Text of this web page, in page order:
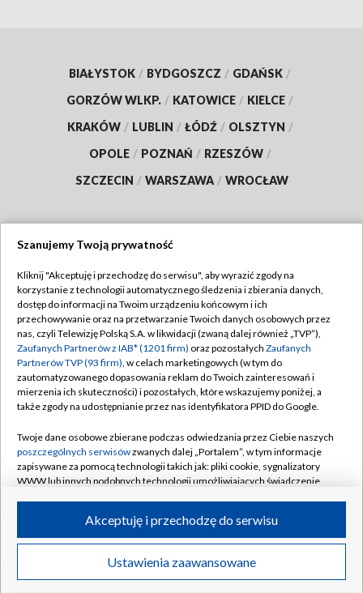
BIAŁYSTOK / BYDGOSZCZ / GDAŃSK /
GORZÓW WLKP. / KATOWICE / KIELCE /
KRAKÓW / LUBLIN / ŁÓDŹ / OLSZTYN /
OPOLE / POZNAŃ / RZESZÓW /
SZCZECIN / WARSZAWA / WROCŁAW
TVP
Abonament TVP
Emisja w TVP
Centrum informacji TVP
Naziemna Telewizja Cyfrowa
Rada Programowa
System NOS
Informacje o nadawcy
Program dla prasy
Ogłoszenie przetargowe
Regulamin TVP
Polityka prywatności
Moje zgody
Pomoc
Kontakt
Kanały
©2026 Telewizja Polska S.A. w likwidacji
Szanujemy Twoją prywatność
Kliknij "Akceptuję i przechodzę do serwisu", aby wyrazić zgody na
korzystanie z technologii automatycznego śledzenia i zbierania danych,
dostęp do informacji na Twoim urządzeniu końcowym i ich
przechowywanie oraz na przetwarzanie Twoich danych osobowych przez
nas, czyli Telewizję Polską S.A. w likwidacji (zwaną dalej również „TVP”),
Zaufanych Partnerów z IAB* (1201 firm) oraz pozostałych Zaufanych
Partnerów TVP (93 firm), w celach marketingowych (w tym do
zautomatyzowanego dopasowania reklam do Twoich zainteresowań i
mierzenia ich skuteczności) i pozostałych, które wskazujemy poniżej, a
także zgody na udostępnianie przez nas identyfikatora PPID do Google.
Twoje dane osobowe zbierane podczas odwiedzania przez Ciebie naszych
poszczególnych serwisówzwanych dalej „Portalem”, w tym informacje
zapisywane za pomocą technologii takich jak: pliki cookie, sygnalizatory
WWW lub innych podobnych technologii umożliwiających świadczenie
ruchu w Internecie.
Twoje dane osobowe zbierane podczas odwiedzania przez Ciebie
poszczególnych serwisówna Portalu, takie jak adresy IP, identyfikatory
Ustawienia zaawansowane
Akceptuję i przechodzę do serwisu